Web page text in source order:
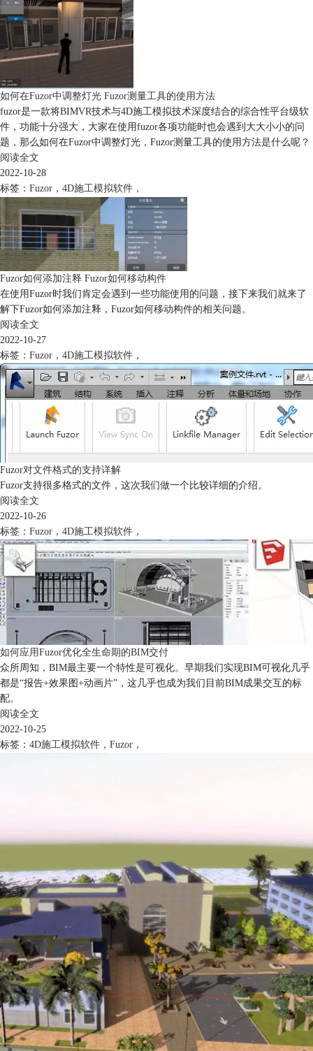
如何在Fuzor中调整灯光 Fuzor测量工具的使用方法
fuzor是一款将BIMVR技术与4D施工模拟技术深度结合的综合性平台级软
件，功能十分强大，大家在使用fuzor各项功能时也会遇到大大小小的问
题，那么如何在Fuzor中调整灯光，Fuzor测量工具的使用方法是什么呢？
阅读全文
2022-10-28
标签： Fuzor ， 4D施工模拟软件 ，
Fuzor如何添加注释 Fuzor如何移动构件
在使用Fuzor时我们肯定会遇到一些功能使用的问题，接下来我们就来了
解下Fuzor如何添加注释，Fuzor如何移动构件的相关问题。
阅读全文
2022-10-27
标签： Fuzor ， 4D施工模拟软件 ，
Fuzor对文件格式的支持详解
Fuzor支持很多格式的文件，这次我们做一个比较详细的介绍。
阅读全文
2022-10-26
标签： Fuzor ， 4D施工模拟软件 ，
如何应用Fuzor优化全生命期的BIM交付
众所周知，BIM最主要一个特性是可视化。早期我们实现BIM可视化几乎
都是“报告+效果图+动画片”，这几乎也成为我们目前BIM成果交互的标
配。
阅读全文
2022-10-25
标签： 4D施工模拟软件 ， Fuzor ，